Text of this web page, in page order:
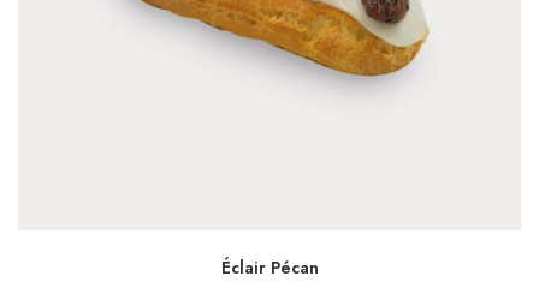
Éclair Pécan